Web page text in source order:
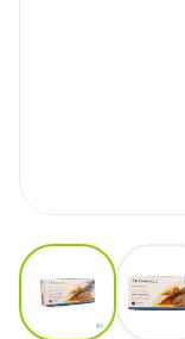
View larger